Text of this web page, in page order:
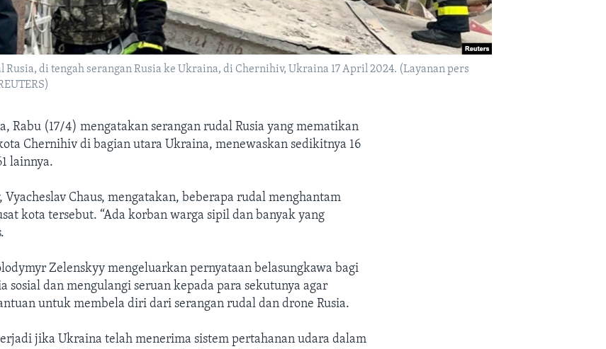
di tengah serangan Rusia ke Ukraina, di Chernihiv, Ukraina 17 April 2024. (Layanan pers
Rabu (17/4) mengatakan serangan rudal Rusia yang mematikan
Chernihiv di bagian utara Ukraina, menewaskan sedikitnya 16
lainnya.
Chaus, mengatakan, beberapa rudal menghantam
kota tersebut. “Ada korban warga sipil dan banyak yang
Zelenskyy mengeluarkan pernyataan belasungkawa bagi
sosial dan mengulangi seruan kepada para sekutunya agar
untuk membela diri dari serangan rudal dan drone Rusia.
jika Ukraina telah menerima sistem pertahanan udara dalam